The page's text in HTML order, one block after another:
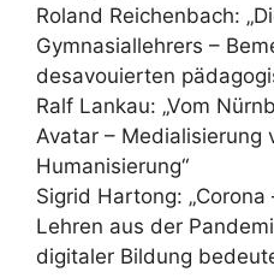
Roland Reichenbach:
Gymnasiallehrers –
desavouierten
Ralf Lankau: „Vom
Avatar – Medialisierung
Humanisierung“
Sigrid Hartong:
Lehren aus der
digitaler Bildung